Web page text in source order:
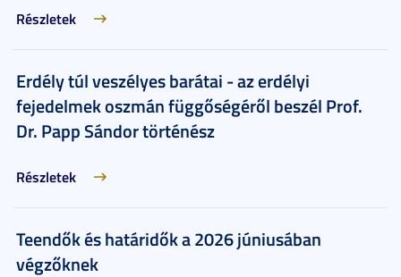
Részletek
Erdély túl veszélyes barátai - az erdélyi
fejedelmek oszmán függőségéről beszél Prof.
Dr. Papp Sándor történész
Részletek
Teendők és határidők a 2026 júniusában
végzőknek